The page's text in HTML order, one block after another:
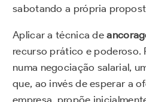
sabotando a própria
Aplicar a técnica de
recurso prático e poderoso.
numa negociação salarial,
que, ao invés de esperar a